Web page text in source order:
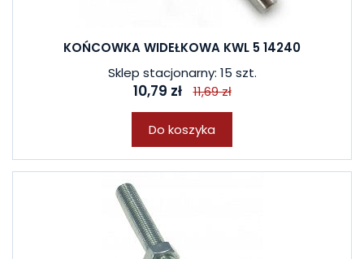
KOŃCOWKA WIDEŁKOWA KWL 5 14240
Sklep stacjonarny: 15 szt.
10,79 zł 11,69 zł
Do koszyka